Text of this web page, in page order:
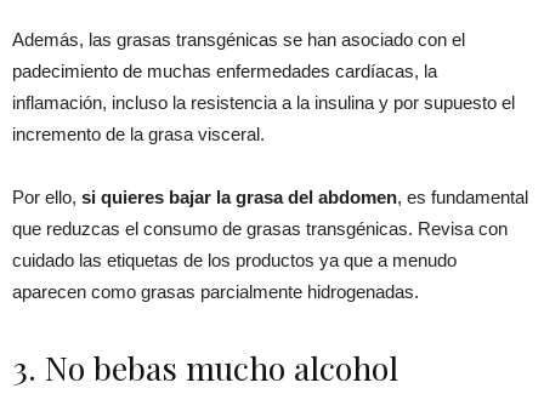
Además, las grasas transgénicas se han asociado con el
padecimiento de muchas enfermedades cardíacas, la
inflamación, incluso la resistencia a la insulina y por supuesto el
incremento de la grasa visceral.
Por ello, si quieres bajar la grasa del abdomen, es fundamental
que reduzcas el consumo de grasas transgénicas. Revisa con
cuidado las etiquetas de los productos ya que a menudo
aparecen como grasas parcialmente hidrogenadas.
3. No bebas mucho alcohol